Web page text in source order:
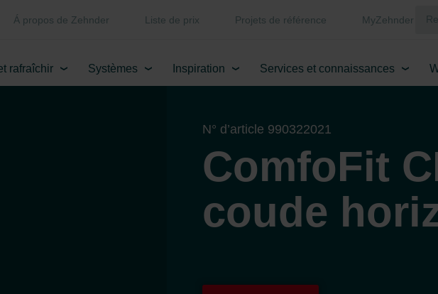
Á propos de Zehnder Liste de prix Projets de référence MyZehnder
rafraîchir Systèmes Inspiration Services et connaissances
N° d’article 990322021
ComfoFit
coude